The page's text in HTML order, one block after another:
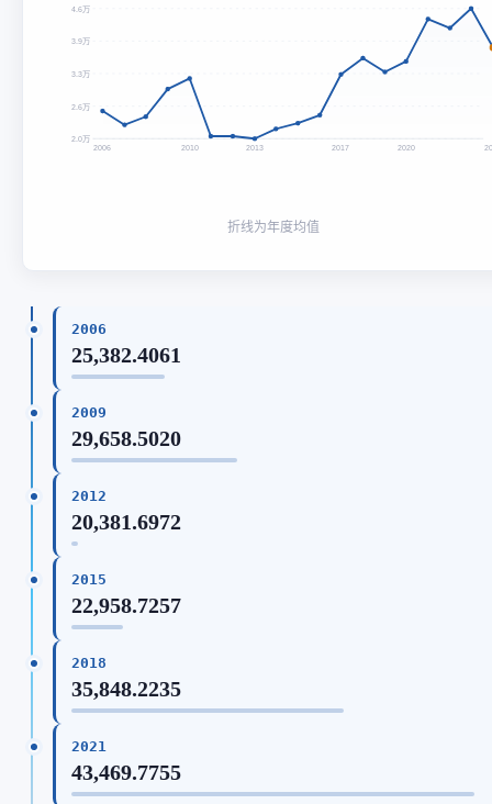
4.6万
3.9万
3.3万
2.6万
2.0万
2006 2010 2013 2017 2020
折线为年度均值
2006
25,382.4061
2009
29,658.5020
2012
20,381.6972
2015
22,958.7257
2018
35,848.2235
2021
43,469.7755